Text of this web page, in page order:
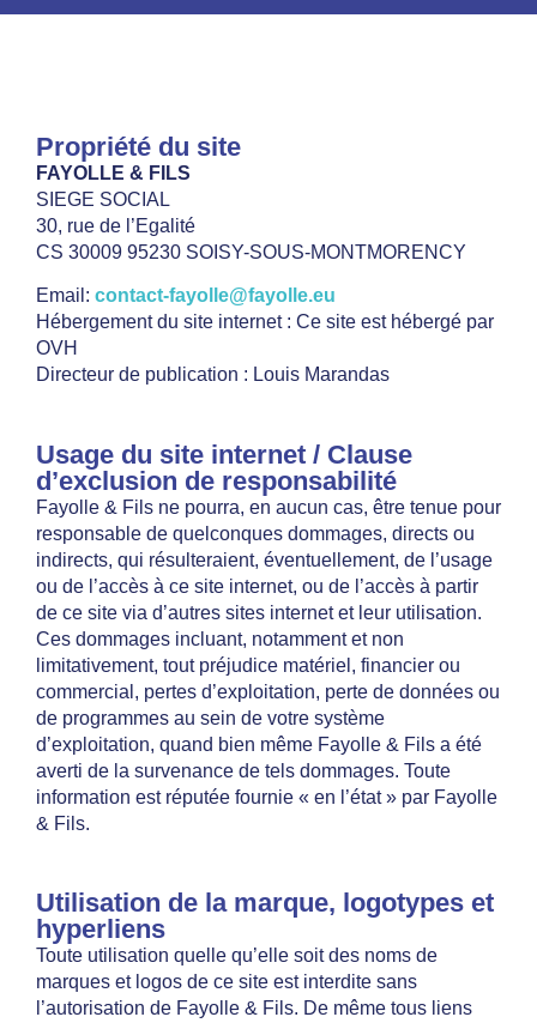
Propriété du site
FAYOLLE & FILS
SIEGE SOCIAL
30, rue de l’Egalité
CS 30009 95230 SOISY-SOUS-MONTMORENCY
Email: contact-fayolle@fayolle.eu
Hébergement du site internet : Ce site est hébergé par
OVH
Directeur de publication : Louis Marandas
Usage du site internet / Clause
d’exclusion de responsabilité
Fayolle & Fils ne pourra, en aucun cas, être tenue pour
responsable de quelconques dommages, directs ou
indirects, qui résulteraient, éventuellement, de l’usage
ou de l’accès à ce site internet, ou de l’accès à partir
de ce site via d’autres sites internet et leur utilisation.
Ces dommages incluant, notamment et non
limitativement, tout préjudice matériel, financier ou
commercial, pertes d’exploitation, perte de données ou
de programmes au sein de votre système
d’exploitation, quand bien même Fayolle & Fils a été
averti de la survenance de tels dommages. Toute
information est réputée fournie « en l’état » par Fayolle
& Fils.
Utilisation de la marque, logotypes et
hyperliens
Toute utilisation quelle qu’elle soit des noms de
marques et logos de ce site est interdite sans
l’autorisation de Fayolle & Fils. De même tous liens